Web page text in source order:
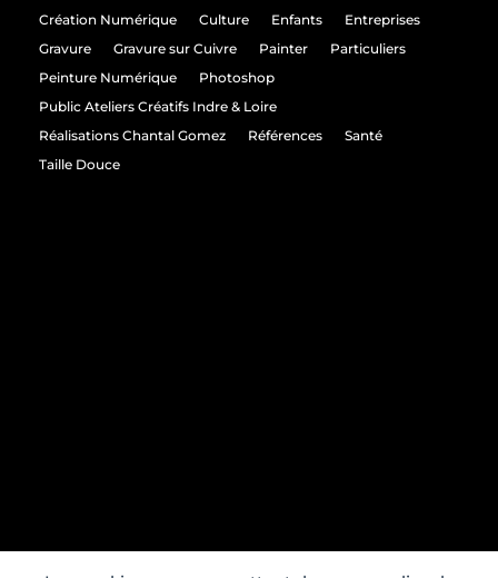
Création Numérique
Culture Enfants
Entreprises
Gravure
Gravure sur Cuivre Painter
Particuliers
Peinture Numérique
Photoshop
Public Ateliers Créatifs Indre & Loire
Réalisations Chantal Gomez
Références
Santé
Taille Douce